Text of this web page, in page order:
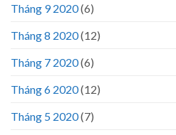
Tháng 9 2020(6)
Tháng 8 2020(12)
Tháng 7 2020(6)
Tháng 6 2020(12)
Tháng 5 2020(7)